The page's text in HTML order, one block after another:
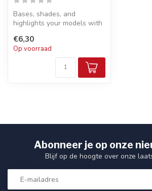
Bases, shades, and
highlights your models with
€6,30
Op voorraad
Abonneer je op onze
Blijf op de hoogte over onze